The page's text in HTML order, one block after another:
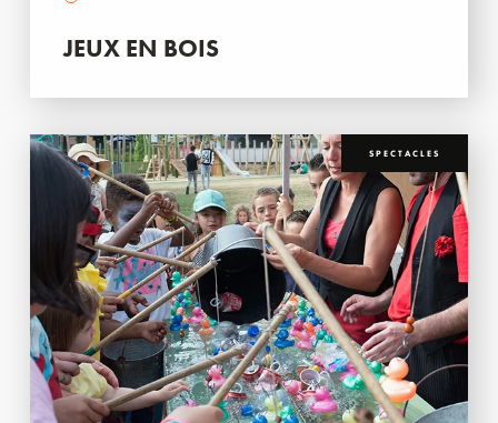
JEUX EN BOIS
SPECTACLES